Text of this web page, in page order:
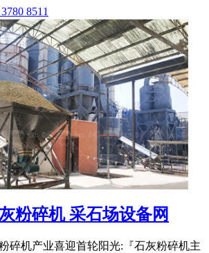
8511
粉碎机 采石场设备网
碎机产业喜迎首轮阳光:『石灰粉碎机主